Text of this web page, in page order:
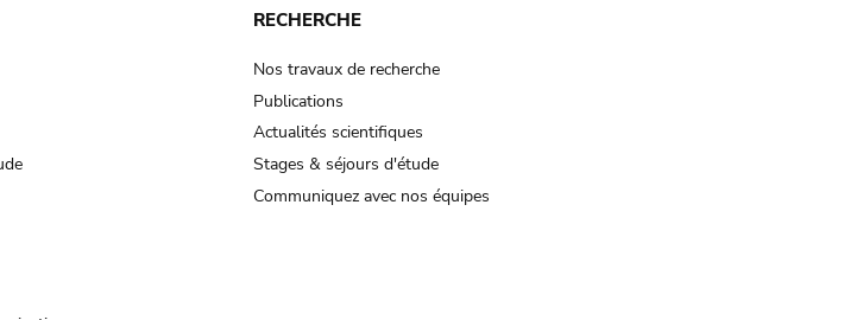
RECHERCHE
Nos travaux de recherche
Publications
Actualités scientifiques
Stages & séjours d'étude
Communiquez avec nos équipes